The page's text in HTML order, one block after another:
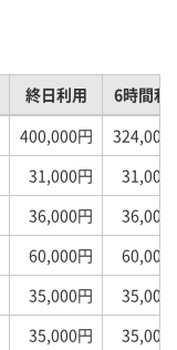
終日利用
6時間利
400,000円
324,000
31,000円
31,000
36,000円
36,000
60,000円
60,000
35,000円
35,000
35,000円 35,000